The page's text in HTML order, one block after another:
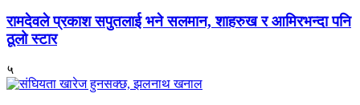
रामदेवले प्रकाश सपुतलाई भने सलमान, शाहरुख र आमिरभन्दा पनि
ठूलो स्टार
५